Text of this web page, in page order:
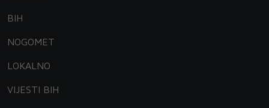
BIH
NOGOMET
LOKALNO
VIJESTI BIH